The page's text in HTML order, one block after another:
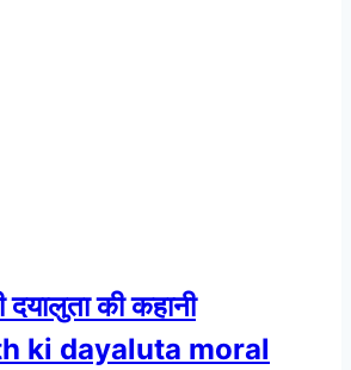
दयालुता की कहानी
ki dayaluta moral